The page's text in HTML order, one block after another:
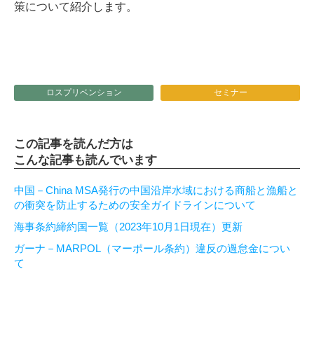
策について紹介します。
ロスプリベンション セミナー
この記事を読んだ方は
こんな記事も読んでいます
中国－China MSA発行の中国沿岸水域における商船と漁船と
の衝突を防止するための安全ガイドラインについて
海事条約締約国一覧（2023年10月1日現在）更新
ガーナ－MARPOL（マーポール条約）違反の過怠金につい
て